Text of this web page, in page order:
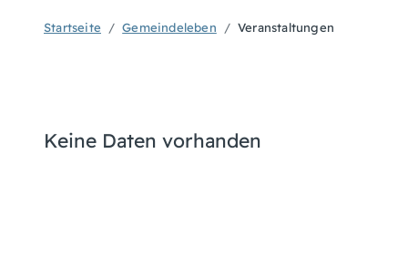
Startseite Gemeindeleben Veranstaltungen
Keine Daten vorhanden